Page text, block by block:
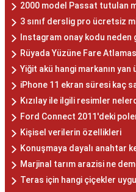
2000 model Passat tutulan
3 sınıf derslig pro ücretsiz
Instagram onay kodu neden
Rüyada Yüzüne Fare
Yiğit akü hangi markanın yan
iPhone 11 ekran süresi kaç
Kızılay ile ilgili resimler
Ford Connect 2011'deki
Kişisel verilerin özellikleri
Konuşmaya dayalı anahtar
Marjinal tarım arazisi ne
Teras için hangi çiçekler